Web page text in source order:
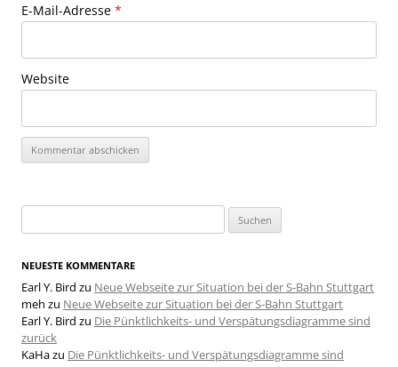
E-Mail-Adresse *
Website
nach:
NEUESTE KOMMENTARE
Earl Y. Bird zu Neue Webseite zur Situation bei der S-Bahn Stuttgart
meh zu Neue Webseite zur Situation bei der S-Bahn Stuttgart
Earl Y. Bird zu Die Pünktlichkeits- und Verspätungsdiagramme sind
zurück
KaHazu Die Pünktlichkeits- und Verspätungsdiagramme sind